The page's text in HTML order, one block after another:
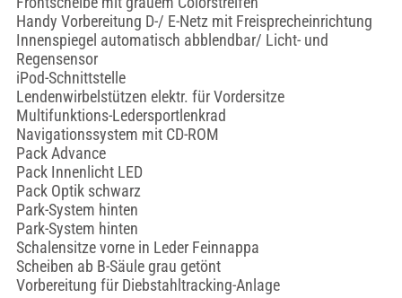
Handy Vorbereitung D-/ E-Netz mit Freisprecheinrichtung
Innenspiegel automatisch abblendbar/ Licht- und
Regensensor
iPod-Schnittstelle
Lendenwirbelstützen elektr. für Vordersitze
Multifunktions-Ledersportlenkrad
Navigationssystem mit CD-ROM
Pack Advance
Pack Innenlicht LED
Pack Optik schwarz
Park-System hinten
Park-System hinten
Schalensitze vorne in Leder Feinnappa
Scheiben ab B-Säule grau getönt
Vorbereitung für Diebstahltracking-Anlage